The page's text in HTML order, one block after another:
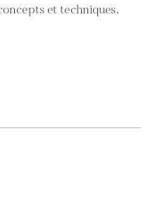
et techniques.